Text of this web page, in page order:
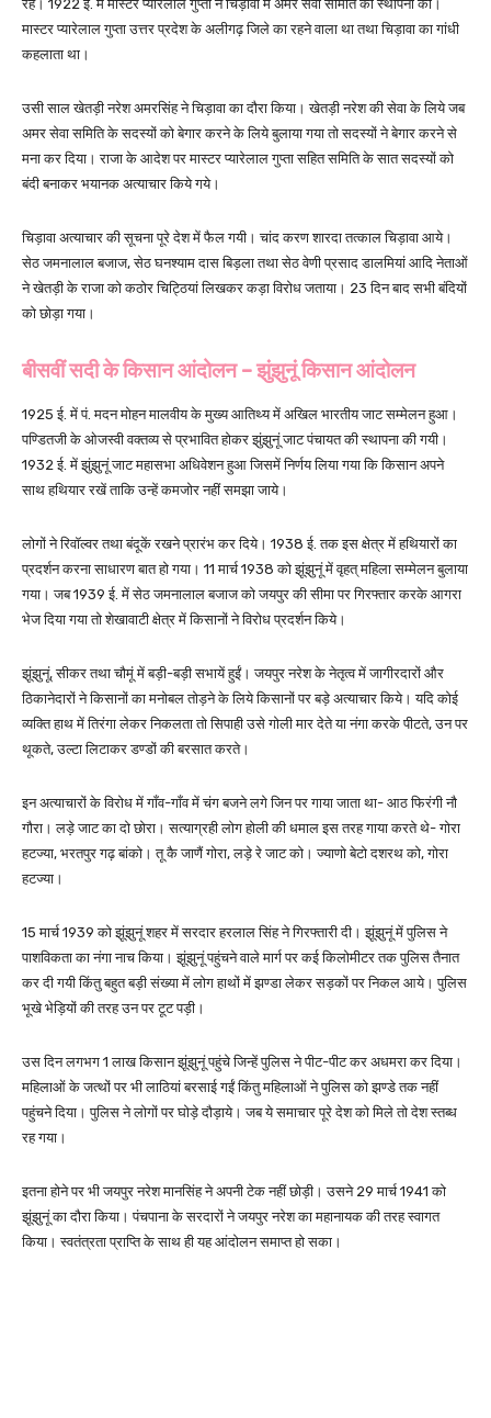
रहे। 1922 ई. में मास्टर प्यारेलाल गुप्ता ने चिड़ावा में अमर सेवा समिति की स्थापना की।
मास्टर प्यारेलाल गुप्ता उत्तर प्रदेश के अलीगढ़ जिले का रहने वाला था तथा चिड़ावा का गांधी
कहलाता था।
उसी साल खेतड़ी नरेश अमरसिंह ने चिड़ावा का दौरा किया। खेतड़ी नरेश की सेवा के लिये जब
अमर सेवा समिति के सदस्यों को बेगार करने के लिये बुलाया गया तो सदस्यों ने बेगार करने से
मना कर दिया। राजा के आदेश पर मास्टर प्यारेलाल गुप्ता सहित समिति के सात सदस्यों को
बंदी बनाकर भयानक अत्याचार किये गये।
चिड़ावा अत्याचार की सूचना पूरे देश में फैल गयी। चांद करण शारदा तत्काल चिड़ावा आये।
सेठ जमनालाल बजाज, सेठ घनश्याम दास बिड़ला तथा सेठ वेणी प्रसाद डालमियां आदि नेताओं
ने खेतड़ी के राजा को कठोर चिट्ठियां लिखकर कड़ा विरोध जताया। 23 दिन बाद सभी बंदियों
को छोड़ा गया।
बीसवीं सदी के किसान आंदोलन –झुंझुनूं किसान आंदोलन
1925 ई. में पं. मदन मोहन मालवीय के मुख्य आतिथ्य में अखिल भारतीय जाट सम्मेलन हुआ।
पण्डितजी के ओजस्वी वक्तव्य से प्रभावित होकर झुंझुनूं जाट पंचायत की स्थापना की गयी।
1932 ई. में झुंझुनूं जाट महासभा अधिवेशन हुआ जिसमें निर्णय लिया गया कि किसान अपने
साथ हथियार रखें ताकि उन्हें कमजोर नहीं समझा जाये।
लोगों ने रिवॉल्वर तथा बंदूकें रखने प्रारंभ कर दिये। 1938 ई. तक इस क्षेत्र में हथियारों का
प्रदर्शन करना साधारण बात हो गया। 11 मार्च 1938 को झूंझुनूं में वृहत् महिला सम्मेलन बुलाया
गया। जब 1939 ई. में सेठ जमनालाल बजाज को जयपुर की सीमा पर गिरफ्तार करके आगरा
भेज दिया गया तो शेखावाटी क्षेत्र में किसानों ने विरोध प्रदर्शन किये।
झूंझुनूं, सीकर तथा चौमूं में बड़ी-बड़ी सभायें हुईं। जयपुर नरेश के नेतृत्व में जागीरदारों और
ठिकानेदारों ने किसानों का मनोबल तोड़ने के लिये किसानों पर बड़े अत्याचार किये। यदि कोई
व्यक्ति हाथ में तिरंगा लेकर निकलता तो सिपाही उसे गोली मार देते या नंगा करके पीटते, उन पर
थूकते, उल्टा लिटाकर डण्डों की बरसात करते।
इन अत्याचारों के विरोध में गाँव-गाँव में चंग बजने लगे जिन पर गाया जाता था- आठ फिरंगी नौ
गौरा। लड़े जाट का दो छोरा। सत्याग्रही लोग होली की धमाल इस तरह गाया करते थे- गोरा
हटज्या, भरतपुर गढ़ बांको। तू कै जाणैं गोरा, लड़े रे जाट को। ज्याणो बेटो दशरथ को, गोरा
हटज्या।
15 मार्च 1939 को झूंझुनूं शहर में सरदार हरलाल सिंह ने गिरफ्तारी दी। झूंझुनूं में पुलिस ने
पाशविकता का नंगा नाच किया। झूंझुनूं पहुंचने वाले मार्ग पर कई किलोमीटर तक पुलिस तैनात
कर दी गयी किंतु बहुत बड़ी संख्या में लोग हाथों में झण्डा लेकर सड़कों पर निकल आये। पुलिस
भूखे भेड़ियों की तरह उन पर टूट पड़ी।
उस दिन लगभग 1 लाख किसान झूंझुनूं पहुंचे जिन्हें पुलिस ने पीट-पीट कर अधमरा कर दिया।
महिलाओं के जत्थों पर भी लाठियां बरसाई गईं किंतु महिलाओं ने पुलिस को झण्डे तक नहीं
पहुंचने दिया। पुलिस ने लोगों पर घोड़े दौड़ाये। जब ये समाचार पूरे देश को मिले तो देश स्तब्ध
रह गया।
इतना होने पर भी जयपुर नरेश मानसिंह ने अपनी टेक नहीं छोड़ी। उसने 29 मार्च 1941 को
झूंझुनूं का दौरा किया। पंचपाना के सरदारों ने जयपुर नरेश का महानायक की तरह स्वागत
किया। स्वतंत्रता प्राप्ति के साथ ही यह आंदोलन समाप्त हो सका।